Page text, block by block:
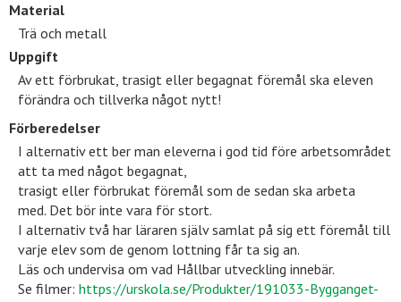
Material
Trä och metall
Uppgift
Av ett förbrukat, trasigt eller begagnat föremål ska eleven
förändra och tillverka något nytt!
Förberedelser
I alternativ ett ber man eleverna i god tid före arbetsområdet
att ta med något begagnat,
trasigt eller förbrukat föremål som de sedan ska arbeta
med. Det bör inte vara för stort.
I alternativ två har läraren själv samlat på sig ett föremål till
varje elev som de genom lottning får ta sig an.
Läs och undervisa om vad Hållbar utveckling innebär.
Se filmer: https://urskola.se/Produkter/191033-Bygganget-